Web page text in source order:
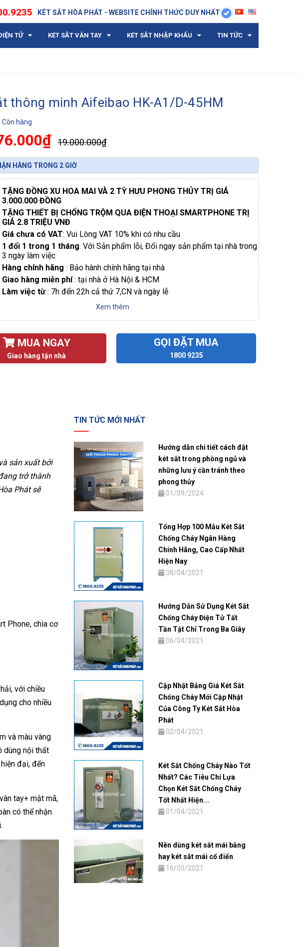
KÉT SẮT HÒA PHÁT - WEBSITE CHÍNH THỨC DUY NHẤT
TỬ KÉT SẮT VÂN TAY KÉT SẮT NHẬP KHẨU TIN TỨC
thông minh Aifeibao HK-A1/D-45HM
Còn hàng
19.000.000₫
HÀNG TRONG 2 GIỜ
TẶNG ĐỒNG XU HOA MAI VÀ 2 TỲ HƯU PHONG THỦY TRỊ GIÁ
3.000.000 ĐỒNG
TẶNG THIẾT BỊ CHỐNG TRỘM QUA ĐIỆN THOẠI SMARTPHONE TRỊ
GIÁ 2.8 TRIỆU VNĐ
Giá chưa có VAT: Vui Lòng VAT 10% khi có nhu cầu
1 đổi 1 trong 1 tháng: Với Sản phẩm lỗi, Đổi ngay sản phẩm tại nhà trong
3 ngày làm việc
Hàng chính hãng : Bảo hành chính hãng tại nhà
Giao hàng miễn phí: tại nhà ở Hà Nội & HCM
Làm việc từ: 7h đến 22h cả thứ 7,CN và ngày lễ
Xem thêm
MUA NGAY
Giao hàng tận nhà
GỌI ĐẶT MUA
1800 9235
sản xuất bởi
trở thành
Phát sẽ
Phone, chìa cơ
với chiều
cho nhiều
và màu vàng
dùng nội thất
đại, đến
tay+ mật mã,
có thể nhận
TIN TỨC MỚI NHẤT
Hướng dẫn chi tiết cách đặt
két sắt trong phòng ngủ và
những lưu ý cần tránh theo
phong thủy
01/09/2024
Tổng Hợp 100 Mẫu Két Sắt
Chống Cháy Ngân Hàng
Chính Hãng, Cao Cấp Nhất
Hiện Nay
08/04/2021
Hướng Dẫn Sử Dụng Két Sắt
Chống Cháy Điện Tử Tất
Tần Tật Chỉ Trong Ba Giây
06/04/2021
Cập Nhật Bảng Giá Két Sắt
Chống Cháy Mới Cập Nhật
Của Công Ty Két Sắt Hòa
Phát
02/04/2021
Két Sắt Chống Cháy Nào Tốt
Nhất? Các Tiêu Chí Lựa
Chọn Két Sắt Chống Cháy
Tốt Nhất Hiện...
01/04/2021
Nên dùng két sắt mái bằng
hay két sắt mái cổ điển
16/03/2021